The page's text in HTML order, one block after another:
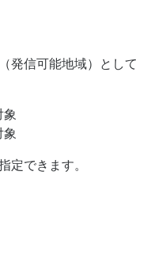
発信可能地域）として
象
象
定できます。